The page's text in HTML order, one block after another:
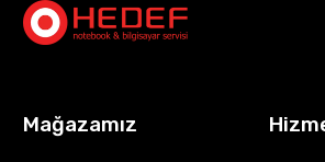
Mağazamız